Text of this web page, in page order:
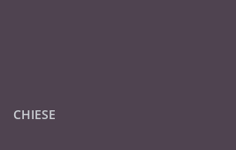
CHIESE